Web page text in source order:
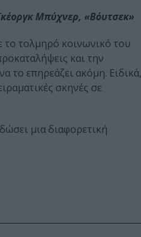
Μπύχνερ, «Βόυτσεκ»
το τολμηρό κοινωνικό του
και την
το επηρεάζει ακόμη. Ειδικά,
σκηνές σε
μια διαφορετική